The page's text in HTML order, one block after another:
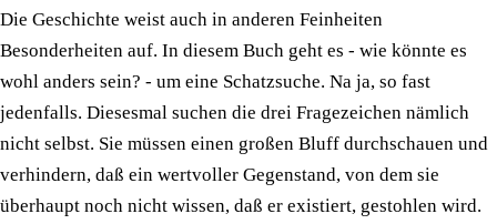
Die Geschichte weist auch in anderen Feinheiten
Besonderheiten auf. In diesem Buch geht es - wie könnte es
wohl anders sein? - um eine Schatzsuche. Na ja, so fast
jedenfalls. Diesesmal suchen die drei Fragezeichen nämlich
nicht selbst. Sie müssen einen großen Bluff durchschauen und
verhindern, daß ein wertvoller Gegenstand, von dem sie
überhaupt noch nicht wissen, daß er existiert, gestohlen wird.